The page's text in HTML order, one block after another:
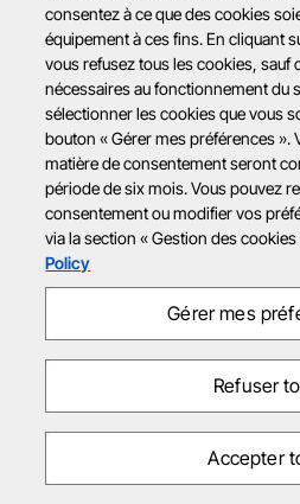
consentez à ce que des cookies
équipement à ces fins. En cliquant
vous refusez tous les cookies, sauf
nécessaires au fonctionnement du
sélectionner les cookies que vous
bouton « Gérer mes préférences ».
matière de consentement seront
période de six mois. Vous pouvez
consentement ou modifier vos
via la section « Gestion des cookies
Policy
Gérer mes
Refuser
Accepter